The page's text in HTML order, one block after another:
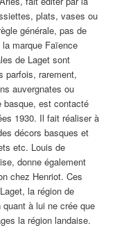
plats, vases ou
générale, pas de
marque Faïence
de Laget sont
parfois, rarement,
auvergnates ou
basque, est contacté
1930. Il fait réaliser à
décors basques et
etc. Louis de
donne également
chez Henriot. Ces
la région de
quant à lui ne crée que
la région landaise.